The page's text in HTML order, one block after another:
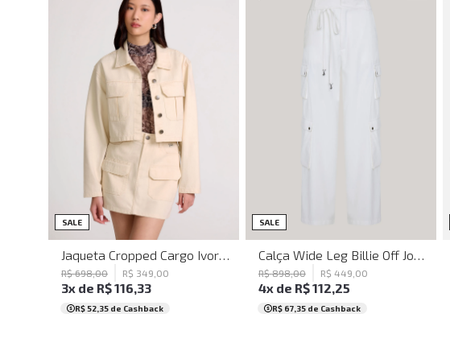
SALE P
R$ 698,00 R$ 349 00
3x de R$116,33
R$ 52,35 de Cashback
SALE34
R$ 898,00 R$ 449 00
4x de R$112,25
R$ 67,35de Cashback